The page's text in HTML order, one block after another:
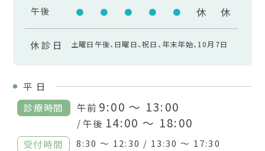
午後 ● ● ● ● ● 休 休
休診日 土曜日午後、日曜日、祝日、年末年始、10月7日
平 日
診療時間
午前 9:00 ～ 13:00
/ 午後 14:00 ～ 18:00
受付時間 8:30 ～ 12:30 / 13:30 ～ 17:30